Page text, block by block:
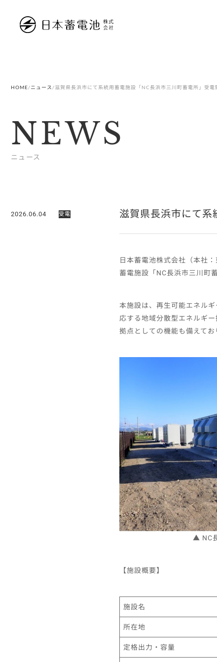
HOME/ニュース /滋賀県長浜市にて系統用蓄電施設「NC長浜市三川町蓄電所」受電
NEWS
ニュース
2026.06.04 受電 滋賀県長浜市にて系
日本蓄電池株式会社（本社
蓄電施設「NC長浜市三川町
本施設は、再生可能エネル
応する地域分散型エネルギ
拠点としての機能も備えて
▲ NC
【施設概要】
施設名
所在地
定格出力・容量